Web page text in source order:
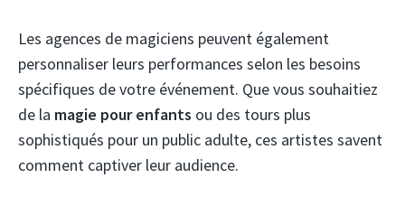
Les agences de magiciens peuvent également
personnaliser leurs performances selon les besoins
spécifiques de votre événement. Que vous souhaitiez
de la magie pour enfants ou des tours plus
sophistiqués pour un public adulte, ces artistes savent
comment captiver leur audience.